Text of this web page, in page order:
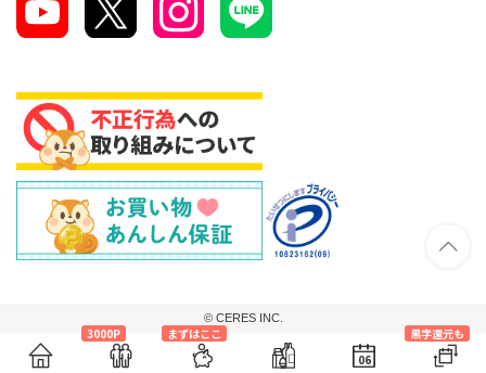
3000P まずはここ
06
黒字還元も
© CERES INC.